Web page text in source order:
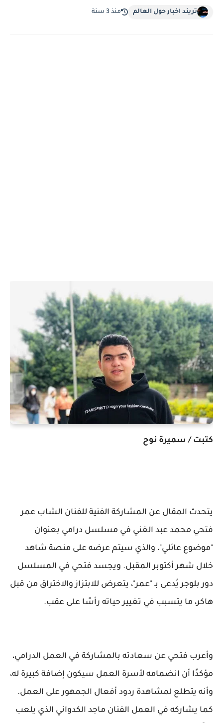
تريند اخبار حول العالم منذ 3 سنة
كتبت / سميرة نوح
يتحدث المقال عن المشاركة الفنية للفنان الشاب عمر
فتحي محمد عبد الغني في مسلسل درامي بعنوان
"موضوع عائلي"، والذي سيتم عرضه على منصة شاهد
خلال شهر أكتوبر المقبل. ويجسد فتحي في المسلسل
دور بلوجر يُدعى بـ "عمر"، يتعرض للابتزاز والاختراق من قبل
هاكر، ما يتسبب في تغيير حياته رأسًا على عقب.
وأعرب فتحي عن سعادته بالمشاركة في العمل الدرامي،
مؤكدًا أن انضمامه لأسرة العمل سيكون إضافة كبيرة له،
وأنه يتطلع لمشاهدة ردود أفعال الجمهور على العمل.
كما يشاركه في العمل الفنان ماجد الكدواني الذي يلعب